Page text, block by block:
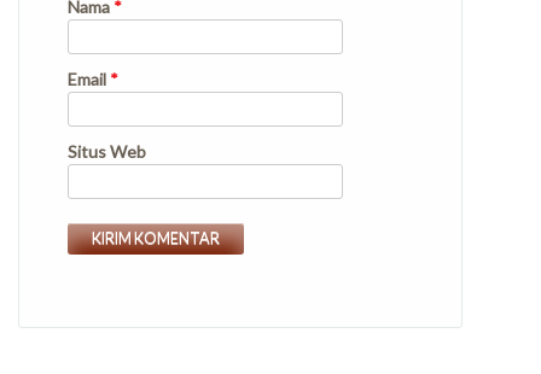
Nama *
Email *
Situs Web